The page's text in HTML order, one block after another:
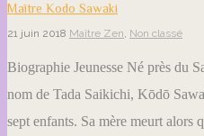
Maître Kodo Sawaki
21 juin 2018 Maître Zen, Non classé
Biographie Jeunesse Né près du
nom de Tada Saikichi, Kōdō
sept enfants. Sa mère meurt alors